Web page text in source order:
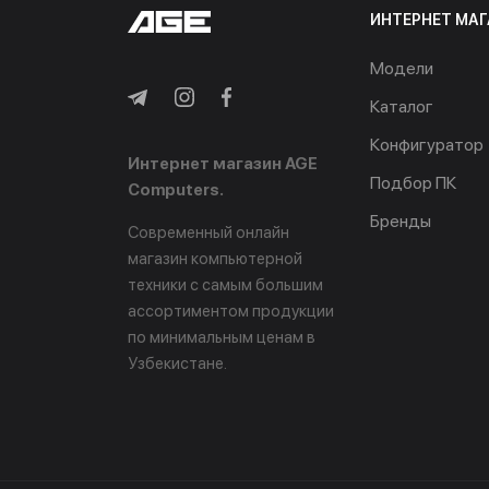
Интернет магазин AGE
Computers.
Современный онлайн
магазин компьютерной
техники с самым большим
ассортиментом продукции
по минимальным ценам в
Узбекистане.
ИНТЕРНЕТ
Модели
Каталог
Конфигуратор
Подбор ПК
Бренды